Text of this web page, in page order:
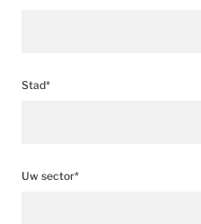
Stad*
Uw sector*